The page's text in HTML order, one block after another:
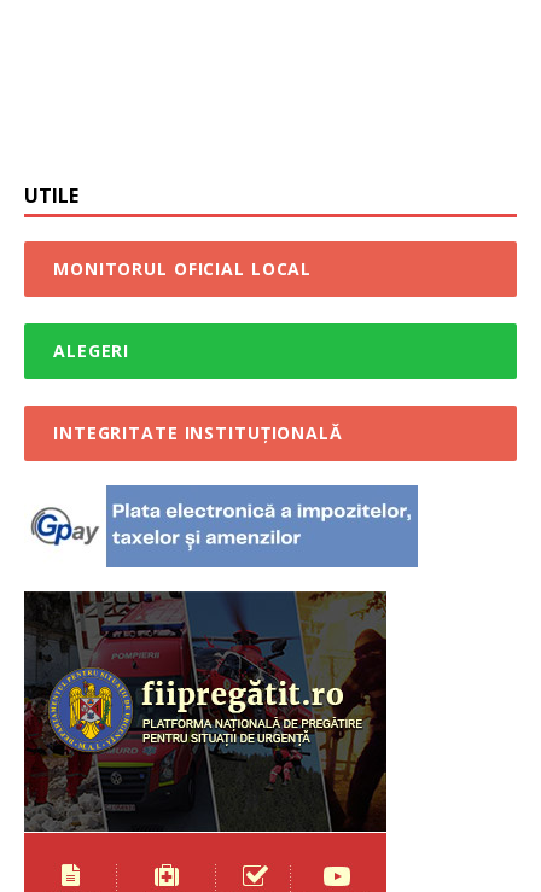
UTILE
MONITORUL OFICIAL LOCAL
ALEGERI
INTEGRITATE INSTITUȚIONALĂ